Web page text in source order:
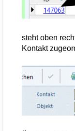
steht oben
Kontakt